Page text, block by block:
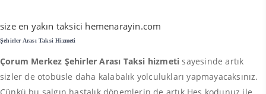
size en yakın taksici hemenarayin.com
Şehirler Arası Taksi Hizmeti
Çorum Merkez Şehirler Arası Taksi hizmeti sayesinde artık
sizler de otobüsle daha kalabalık yolculukları yapmayacaksınız.
Çünkü bu salgın hastalık dönemlerin de artık Hes kodunuz ile